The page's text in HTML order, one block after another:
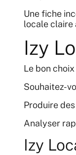
Une fiche
locale claire
Izy
Le bon
Souhaitez-
Produire
Analyser
Izy